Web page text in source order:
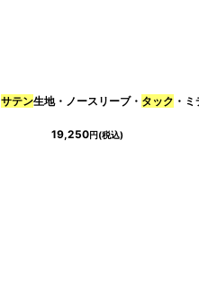
サテン生地・ノースリーブ・ タック ・ミデ
19,250円(税込)